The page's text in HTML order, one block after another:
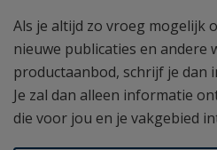
Als je altijd zo vroeg mogelijk
nieuwe publicaties en andere
productaanbod, schrijf je dan
Je zal dan alleen informatie
die voor jou en je vakgebied